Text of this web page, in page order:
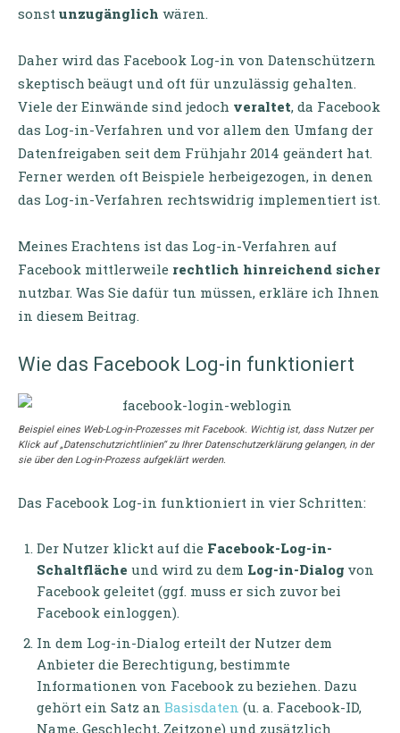
sonst unzugänglich wären.
Daher wird das Facebook Log-in von Datenschützern
skeptisch beäugt und oft für unzulässig gehalten.
Viele der Einwände sind jedoch veraltet, da Facebook
das Log-in-Verfahren und vor allem den Umfang der
Datenfreigaben seit dem Frühjahr 2014 geändert hat.
Ferner werden oft Beispiele herbeigezogen, in denen
das Log-in-Verfahren rechtswidrig implementiert ist.
Meines Erachtens ist das Log-in-Verfahren auf
Facebook mittlerweile rechtlich hinreichend sicher
nutzbar. Was Sie dafür tun müssen, erkläre ich Ihnen
in diesem Beitrag.
Wie das Facebook Log-in funktioniert
Beispiel eines Web-Log-in-Prozesses mit Facebook. Wichtig ist, dass Nutzer per
Klick auf „Datenschutzrichtlinien“ zu Ihrer Datenschutzerklärung gelangen, in der
sie über den Log-in-Prozess aufgeklärt werden.
Das Facebook Log-in funktioniert in vier Schritten:
Der Nutzer klickt auf die Facebook-Log-in-
Schaltfläche und wird zu dem Log-in-Dialog von
Facebook geleitet (ggf. muss er sich zuvor bei
Facebook einloggen).
In dem Log-in-Dialog erteilt der Nutzer dem
Anbieter die Berechtigung, bestimmte
Informationen von Facebook zu beziehen. Dazu
gehört ein Satz an Basisdaten (u. a. Facebook-ID,
Name, Geschlecht, Zeitzone) und zusätzlich